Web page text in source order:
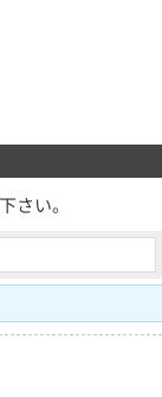
さい。